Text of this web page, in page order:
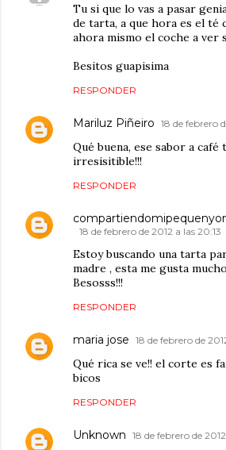
Tu si que lo vas a pasar
de tarta, a que hora es el té
ahora mismo el coche a ver
Besitos guapisima
RESPONDER
Mariluz Piñeiro 18 de febrero
Qué buena, ese sabor a café
irresisitible!!!
RESPONDER
18 de febrero de 2012 a las 20:13
Estoy buscando una tarta
madre , esta me gusta
Besosss!!!
RESPONDER
maria jose 18 de febrero de
Qué rica se ve!! el corte es
bicos
RESPONDER
Unknown 18 de febrero de